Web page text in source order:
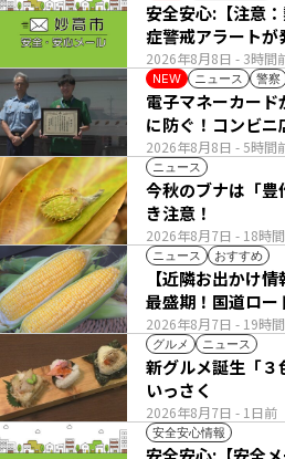
2026年8月8日 - 3時間
安全安心:【注意
症警戒アラートが
NEW ニュース 警察
2026年8月8日 - 5時間
電子マネーカー
に防ぐ！コンビニ
ニュース
2026年8月7日 - 18時
今秋のブナは「豊作」予測 ク
き注意！
ニュース おすすめ
2026年8月7日 - 19時
【近隣お出かけ
最盛期！国道ロー
い列
グルメ ニュース
2026年8月7日 - 1日前
新グルメ誕生「
いっさく
安全安心情報